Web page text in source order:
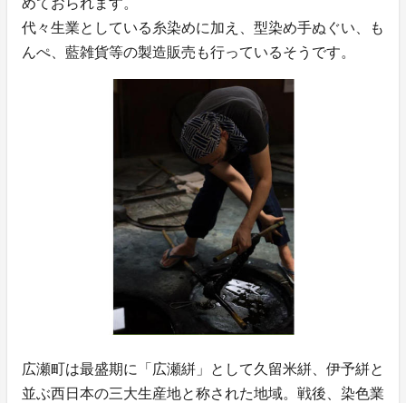
代々生業としている糸染めに加え、型染め手ぬぐい、も
んぺ、藍雑貨等の製造販売も行っているそうです。
広瀬町は最盛期に「広瀬絣」として久留米絣、伊予絣と
並ぶ西日本の三大生産地と称された地域。戦後、染色業